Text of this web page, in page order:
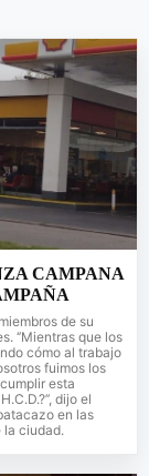
CAMPANA
de su
‘’Mientras que los
cómo al trabajo
fuimos los
esta
dijo el
en las
la ciudad.